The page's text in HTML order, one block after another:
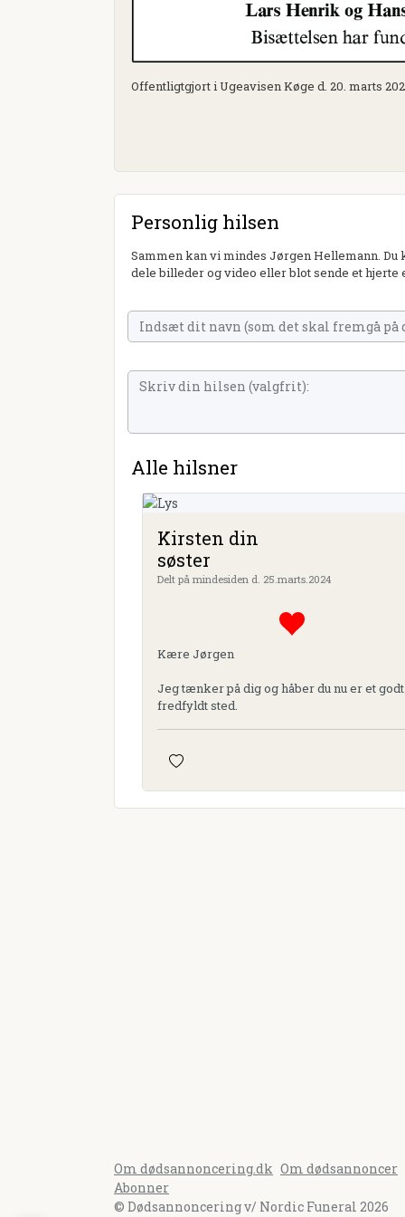
Offentligtgjort i Ugeavisen Køge d. 20. marts
Personlig hilsen
Sammen kan vi mindes Jørgen Hellemann.
dele billeder og video eller blot sende et hjerte
Alle hilsner
Kirsten din
søster
Delt på mindesiden d. 25.marts.2024
Kære Jørgen
Jeg tænker på dig og håber du nu er et
fredfyldt sted.
Om dødsannoncering.dk Om dødsannoncer
Abonner
© Dødsannoncering v/ Nordic Funeral 2026